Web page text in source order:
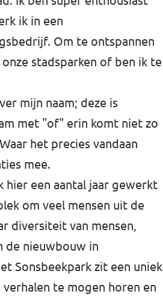
ik in een
Om te ontspannen
stadsparken of ben ik te
mijn naam; deze is
met "of" erin komt niet zo
het precies vandaan
mee.
hier een aantal jaar gewerkt
om veel mensen uit de
diversiteit van mensen,
de nieuwbouw in
Sonsbeekpark zit een uniek
te mogen horen en